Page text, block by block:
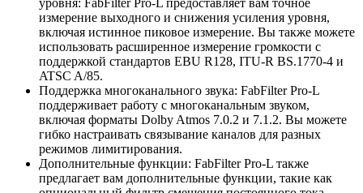
уровня: FabFilter Pro-L предоставляет вам точное
измерение выходного и снижения усиления уровня,
включая истинное пиковое измерение. Вы также можете
использовать расширенное измерение громкости с
поддержкой стандартов EBU R128, ITU-R BS.1770-4 и
ATSC A/85.
Поддержка многоканального звука: FabFilter Pro-L
поддерживает работу с многоканальным звуком,
включая форматы Dolby Atmos 7.0.2 и 7.1.2. Вы можете
гибко настраивать связывание каналов для разных
режимов лимитирования.
Дополнительные функции: FabFilter Pro-L также
предлагает вам дополнительные функции, такие как